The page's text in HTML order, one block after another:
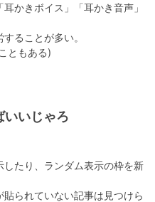
かきボイス」「耳かき音声」
ることが多い。
ともある)
いじゃろ
たり、ランダム表示の枠を新
られていない記事は見つけら